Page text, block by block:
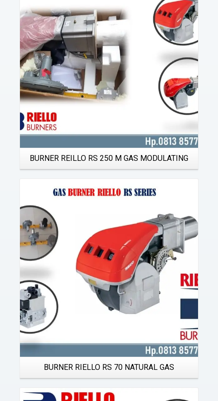
Details
BURNER REILLO RS 250 M GAS MODULATING
Details
BURNER RIELLO RS 70 NATURAL GAS